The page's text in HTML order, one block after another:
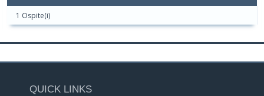
1 Ospite(i)
QUICK LINKS